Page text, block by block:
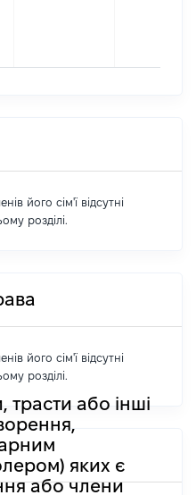
його сім'ї відсутні
розділі.
його сім'ї відсутні
розділі.
або інші
яких є
або члени